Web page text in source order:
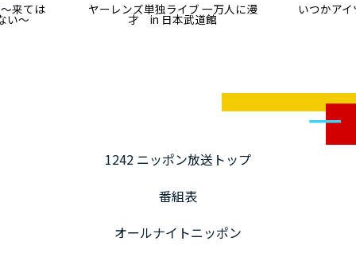
来ては
い～
ヤーレンズ単独ライブ 一万人に漫
才 in 日本武道館
いつかア
1242 ニッポン放送トップ
番組表
オールナイトニッポン